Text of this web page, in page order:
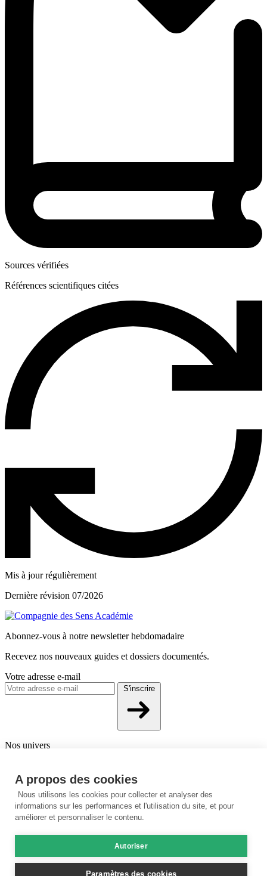
A propos des cookies
Nous utilisons les cookies pour collecter et analyser des
informations sur les performances et l'utilisation du site, et pour
améliorer et personnaliser le contenu.
Autoriser
Paramètres des cookies
Sources vérifiées
Références scientifiques citées
Mis à jour régulièrement
Dernière révision 07/2026
Abonnez-vous à notre newsletter hebdomadaire
Recevez nos nouveaux guides et dossiers documentés.
Votre adresse e-mail
S'inscrire
Nos univers
cosmétique
À propos
Qui sommes-nous ? Notre expertise Instagram
Besoin d'aide ?
Nous contacter 04 82 53 40 22
© 2026 La Compagnie des Sens